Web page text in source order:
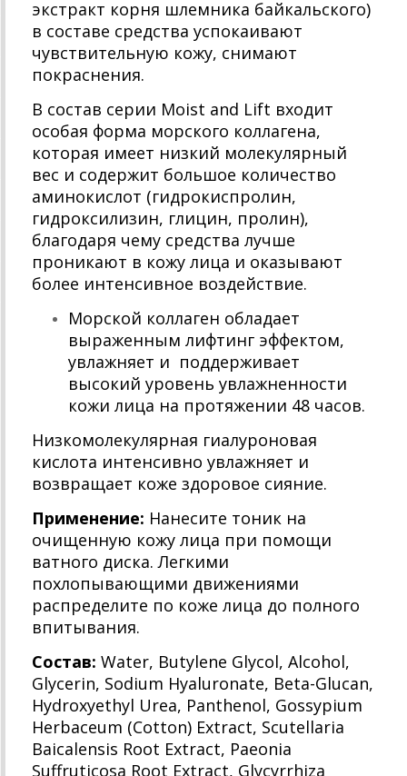
экстракт корня шлемника байкальского)
в составе средства успокаивают
чувствительную кожу, снимают
покраснения.
В состав серии Moist and Lift входит
особая форма морского коллагена,
которая имеет низкий молекулярный
вес и содержит большое количество
аминокислот (гидрокиспролин,
гидроксилизин, глицин, пролин),
благодаря чему средства лучше
проникают в кожу лица и оказывают
более интенсивное воздействие.
Морской коллаген обладает
выраженным лифтинг эффектом,
увлажняет и поддерживает
высокий уровень увлажненности
кожи лица на протяжении 48 часов.
Низкомолекулярная гиалуроновая
кислота интенсивно увлажняет и
возвращает коже здоровое сияние.
Применение: Нанесите тоник на
очищенную кожу лица при помощи
ватного диска. Легкими
похлопывающими движениями
распределите по коже лица до полного
впитывания.
Состав: Water, Butylene Glycol, Alcohol,
Glycerin, Sodium Hyaluronate, Beta-Glucan,
Hydroxyethyl Urea, Panthenol, Gossypium
Herbaceum (Cotton) Extract, Scutellaria
Baicalensis Root Extract, Paeonia
Suffruticosa Root Extract, Glycyrrhiza